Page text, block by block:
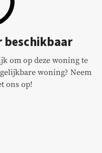
beschikbaar
om op deze woning te
woning? Neem
ons op!